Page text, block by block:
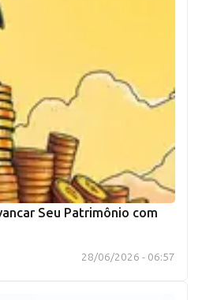
Seu Patrimônio com
28/06/2026 - 06:57